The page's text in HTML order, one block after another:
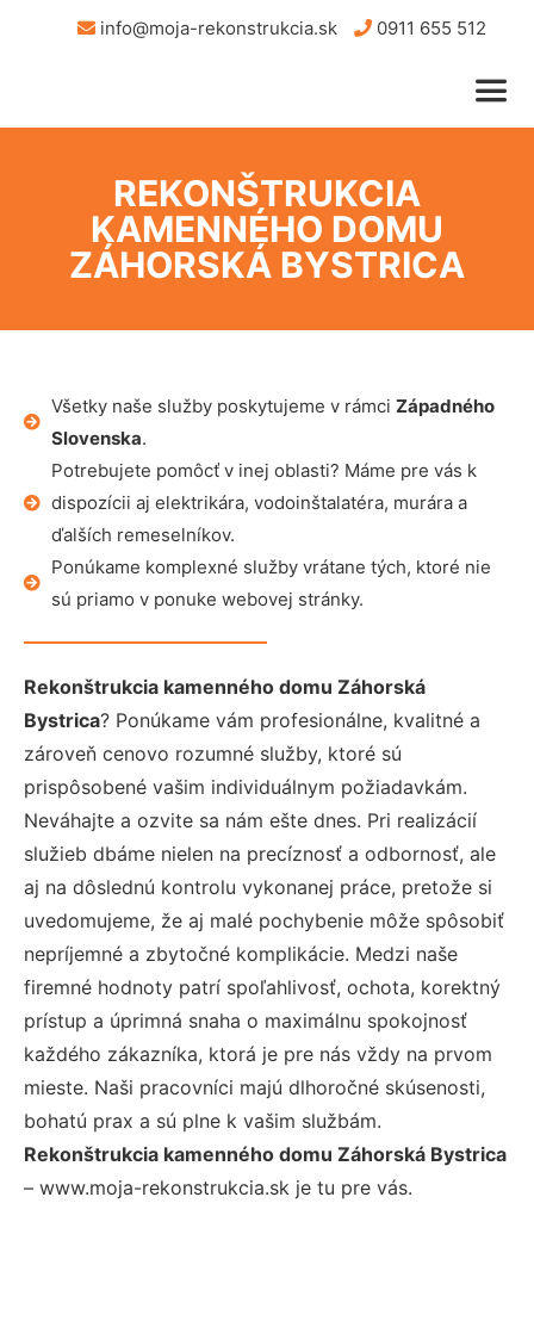
info@moja-rekonstrukcia.sk 0911 655 512
REKONŠTRUKCIA
KAMENNÉHO DOMU
ZÁHORSKÁ BYSTRICA
Všetky naše služby poskytujeme v rámci Západného
Slovenska.
Potrebujete pomôcť v inej oblasti? Máme pre vás k
dispozícii aj elektrikára, vodoinštalatéra, murára a
ďalších remeselníkov.
Ponúkame komplexné služby vrátane tých, ktoré nie
sú priamo v ponuke webovej stránky.
Rekonštrukcia kamenného domu Záhorská
Bystrica? Ponúkame vám profesionálne, kvalitné a
zároveň cenovo rozumné služby, ktoré sú
prispôsobené vašim individuálnym požiadavkám.
Neváhajte a ozvite sa nám ešte dnes. Pri realizácií
služieb dbáme nielen na precíznosť a odbornosť, ale
aj na dôslednú kontrolu vykonanej práce, pretože si
uvedomujeme, že aj malé pochybenie môže spôsobiť
nepríjemné a zbytočné komplikácie. Medzi naše
firemné hodnoty patrí spoľahlivosť, ochota, korektný
prístup a úprimná snaha o maximálnu spokojnosť
každého zákazníka, ktorá je pre nás vždy na prvom
mieste. Naši pracovníci majú dlhoročné skúsenosti,
bohatú prax a sú plne k vašim službám.
Rekonštrukcia kamenného domu Záhorská Bystrica
– www.moja-rekonstrukcia.sk je tu pre vás.